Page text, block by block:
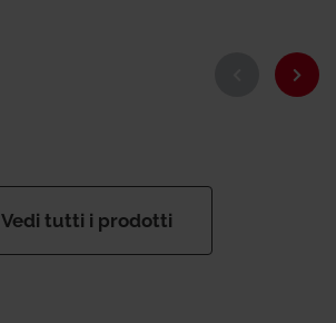
Vedi tutti i prodotti